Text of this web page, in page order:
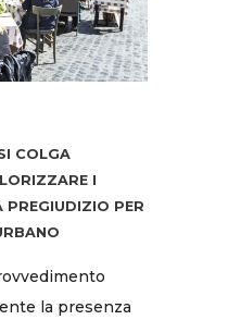
COLGA
I
PREGIUDIZIO PER
la presenza